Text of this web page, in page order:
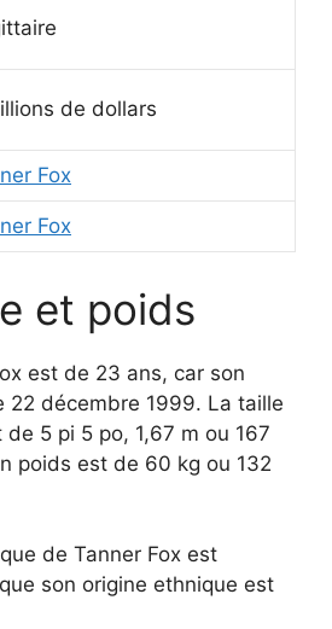
de dollars
Fox
Fox
et poids
est de 23 ans, car son
22 décembre 1999. La taille
de 5 pi 5 po, 1,67 m ou 167
poids est de 60 kg ou 132
de Tanner Fox est
son origine ethnique est